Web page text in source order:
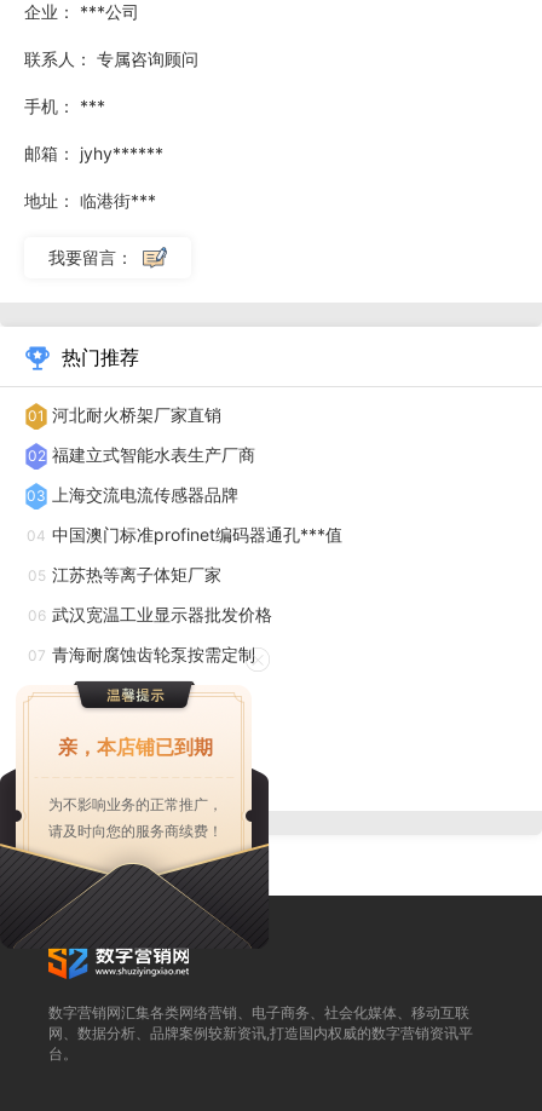
控制而且能手动改变状态，江阴市华源电气有限公司的DIS-
9000分布式模拟屏控制系统的远动屏蔽功能就能达到这样的
效果，而且随时可以修改，当DIS-MAIN9000模拟屏控制器进
入远动屏蔽设置状态后，轻触需要屏蔽的遥信灯，使其变为红
置状态，把需要解除屏蔽的红灯轻触变成绿灯，确认退出即可
由通信控制了。被屏蔽远动的遥信灯状态可在下位状态手动改
灯的状态的。
模拟屏作为传统的模拟显示设备，是大型企业调度监控系
统中的一个重要的组成部分，被运用于公用事业及相关范围，
在电力、煤炭、水利、环保、公路、铁路、航空、化工等行业
中的安全运行系统中发扬着不可替代的作用。它引进国外先进
技术和工艺，结合我国调度自动化系统的实际情况而设计制
造，塑料拼块采用脱卸式新结构和新工艺，提高了拼块面板和
基座的配合精度，屏面平整度好，缝隙小，互换性好，更改模
拟接线图方便灵敏，塑料拼块采用进口工程塑料，具有强度
高，色泽一致和阻燃特性，它可以组成圆弧屏架屏面，底座、
顶盖和边屏选用铝塑板或不锈钢装饰、整体效果美观，屏面过
度平滑，各种智能遥信元件、遥测显示器等仪表均能方便镶嵌
安装在模拟屏上。想要购买马赛克模拟屏 ，就选江阴华源电
气，有想法的可以来电咨询！
模拟屏主要被用于变电站或是配电室等电力行业中。它所
起到的主要作用就是用来防止由电力操作失误而引起的停电或
是因为它的屏面上完整呈现了变电站或配电室的电力一次主接
线图，主接线图上具有模拟断路器、刀闸、地刀等可操作的部
企业： ***公司
联系人： 专属咨询顾问
手机： ***
邮箱： jyhy******
地址： 临港街***
我要留言：
热门推荐
01 河北耐火桥架厂家直销
02 福建立式智能水表生产厂商
03 上海交流电流传感器品牌
04 中国澳门标准profinet编码器通孔***值
05 江苏热等离子体矩厂家
06 武汉宽温工业显示器批发价格
07 青海耐腐蚀齿轮泵按需定制
08 合流托盘输送线出库医药
北京T型直线电机更实惠
10 企业电站检测收费标准
数字营销网汇集各类网络营销、电子商务、社会化媒体、移动互联
网、数据分析、品牌案例较新资讯,打造国内权威的数字营销资讯平
台。
亲，本店铺已到期
为不影响业务的正常推广，
请及时向您的服务商续费！